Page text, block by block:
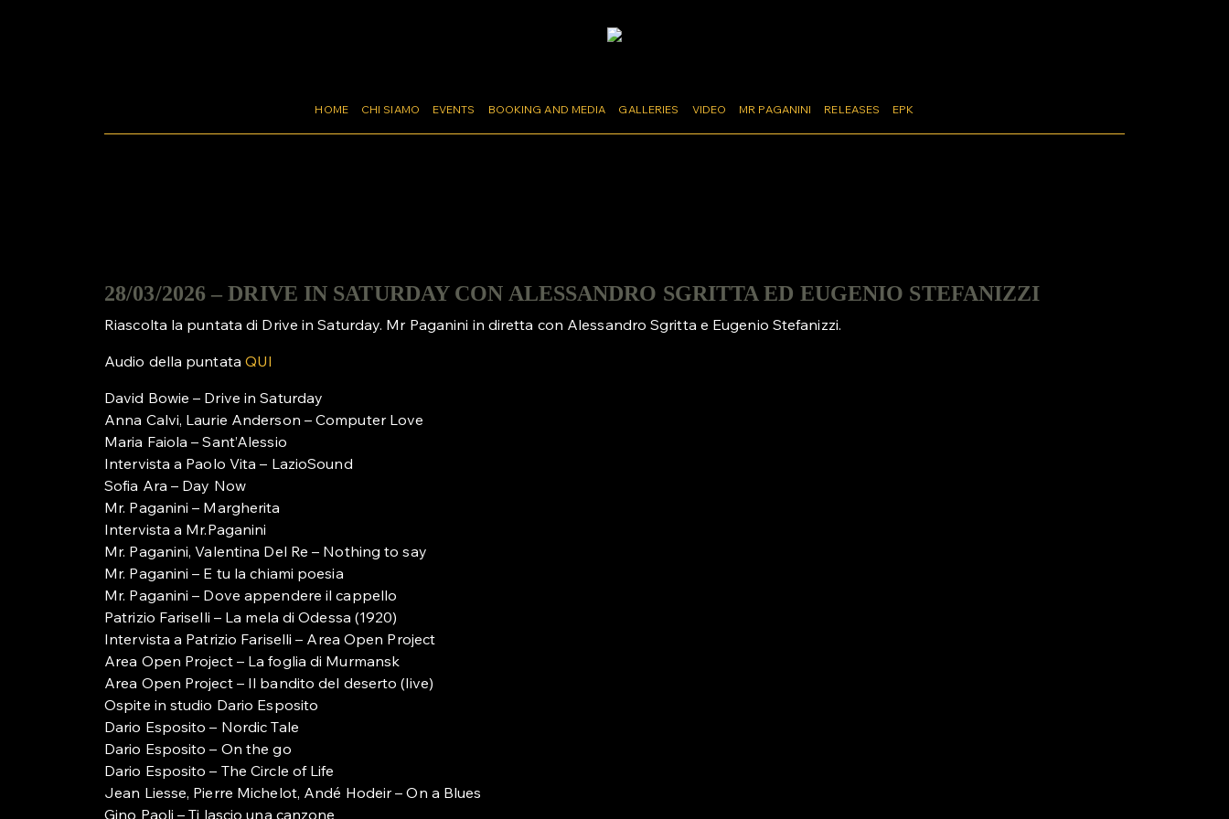
HOME CHI SIAMO EVENTS BOOKING AND MEDIA GALLERIES VIDEO MR PAGANINI RELEASES EPK
28/03/2026 – DRIVE IN SATURDAY CON ALESSANDRO SGRITTA ED EUGENIO STEFANIZZI
Riascolta la puntata di Drive in Saturday. Mr Paganini in diretta con Alessandro Sgritta e Eugenio Stefanizzi.
Audio della puntata QUI
David Bowie – Drive in Saturday
Anna Calvi, Laurie Anderson – Computer Love
Maria Faiola – Sant’Alessio
Intervista a Paolo Vita – LazioSound
Sofia Ara – Day Now
Mr. Paganini – Margherita
Intervista a Mr.Paganini
Mr. Paganini, Valentina Del Re – Nothing to say
Mr. Paganini – E tu la chiami poesia
Mr. Paganini – Dove appendere il cappello
Patrizio Fariselli – La mela di Odessa (1920)
Intervista a Patrizio Fariselli – Area Open Project
Area Open Project – La foglia di Murmansk
Area Open Project – Il bandito del deserto (live)
Ospite in studio Dario Esposito
Dario Esposito – Nordic Tale
Dario Esposito – On the go
Dario Esposito – The Circle of Life
Jean Liesse, Pierre Michelot, Andé Hodeir – On a Blues
Gino Paoli – Ti lascio una canzone